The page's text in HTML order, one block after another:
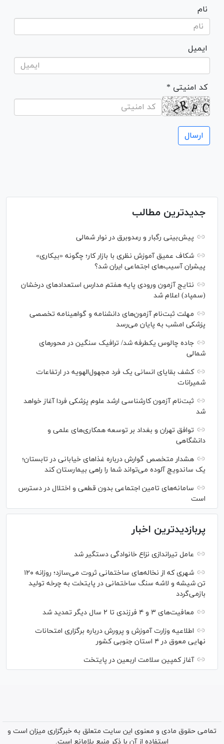
نام
ایمیل
* کد امنیتی
جدیدترین مطالب
پیش‌بینی رگبار و رعدوبرق در نوار شمالی
شکاف عمیق آموزش نظری با بازار کار؛ چگونه «بیکاری»
پیشران آسیب‌های اجتماعی ایران شد؟
نتایج آزمون ورودی پایه هفتم مدارس استعدادهای درخشان
(سمپاد) اعلام شد
مهلت ثبت‌نام آزمون‌های دانشنامه و گواهینامه تخصصی
پزشکی امشب به پایان می‌رسد
جاده چالوس یکطرفه شد/ ترافیک سنگین در محورهای
شمالی
کشف بقایای انسانی یک فرد مجهول‌الهویه در ارتفاعات
شمیرانات
ثبت‌نام آزمون کارشناسی ارشد علوم پزشکی فردا آغاز خواهد
شد
توافق تهران و بغداد بر توسعه همکاری‌های علمی و
دانشگاهی
هشدار متخصص گوارش درباره غذا‌های خیابانی در تابستان؛
یک ساندویچ آلوده می‌تواند شما را راهی بیمارستان کند
سامانه‌های تامین اجتماعی بدون قطعی و اختلال در دسترس
است
پربازدیدترین اخبار
عامل تیراندازی نزاع خانوادگی دستگیر شد
شهری که از نخاله‌های ساختمانی ثروت می‌سازد؛ روزانه ۱۲۰
تن شیشه و لاشه سنگ ساختمانی در پایتخت به چرخه تولید
بازمی‌گردد
معافیت‌های ۳ و ۴ فرزندی تا ۲ سال دیگر تمدید شد
اطلاعیه وزارت آموزش و پرورش درباره برگزاری امتحانات
نهایی معوق در ۴ استان جنوبی کشور
آغاز کمپین سلامت اربعین در پایتخت
تمامی حقوق مادی و معنوی این سایت متعلق به خبرگزاری میزان است و
استفاده از آن با ذکر منبع بلامانع است.